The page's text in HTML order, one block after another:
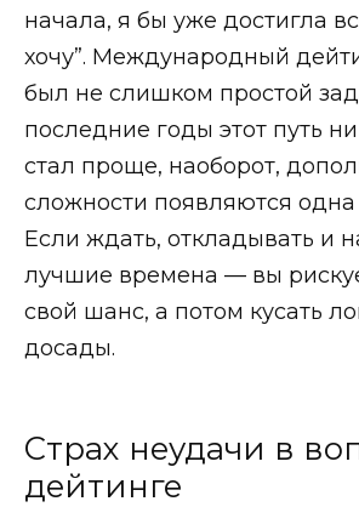
начала, я бы уже достигла
хочу”. Международный
был не слишком простой
последние годы этот путь
стал проще, наоборот,
сложности появляются одна
Если ждать, откладывать и
лучшие времена — вы
свой шанс, а потом кусать
досады.
Страх неудачи в
дейтинге